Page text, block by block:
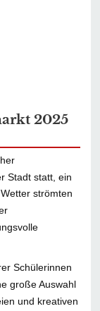
2025
Stadt statt, ein
strömten
Schülerinnen
große Auswahl
und kreativen